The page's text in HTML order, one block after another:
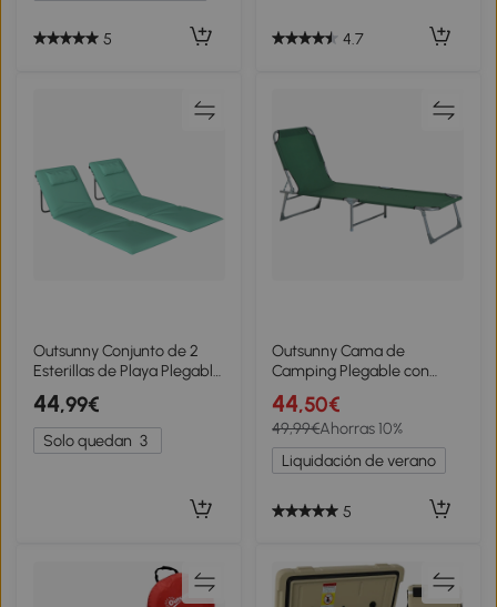
cm Blanco5 4.7
Outsunny Conjunto de 2
Esterillas de Playa Plegable
con Respaldo Ajustable
Reposacabezas Acolchado
146x50x2 cm Verde
44,99€
Solo quedan 3
Outsunny Cama de
Camping Plegable con
Respaldo Ajustable en 4
Niveles Carga 120 kg para
Playa Jardín Piscina
187x58x28 cm Verde
44,50€
49,99€Ahorras 10%
Liquidación de verano
5